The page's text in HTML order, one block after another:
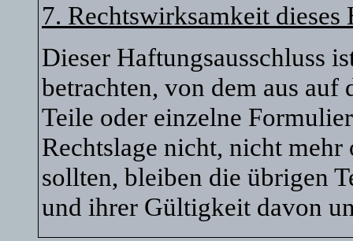
7. Rechtswirksamkeit dieses
Dieser Haftungsausschluss
betrachten, von dem aus auf
Teile oder einzelne
Rechtslage nicht, nicht
sollten, bleiben die übrigen
und ihrer Gültigkeit davon